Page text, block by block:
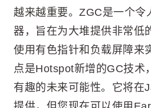
越来越重要。ZGC是一个令
器，旨在为大堆提供非常低
使用有色指针和负载屏障来
点是Hotspot新增的GC技术
有趣的未来可能性。它将在